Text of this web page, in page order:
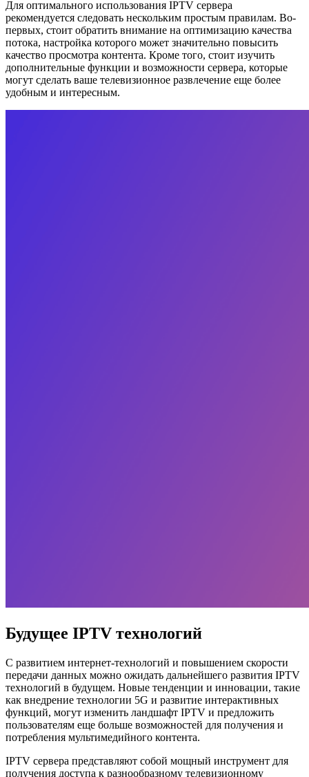
Для оптимального использования IPTV сервера
рекомендуется следовать нескольким простым правилам. Во-
первых, стоит обратить внимание на оптимизацию качества
потока, настройка которого может значительно повысить
качество просмотра контента. Кроме того, стоит изучить
дополнительные функции и возможности сервера, которые
могут сделать ваше телевизионное развлечение еще более
удобным и интересным.
Будущее IPTV технологий
С развитием интернет-технологий и повышением скорости
передачи данных можно ожидать дальнейшего развития IPTV
технологий в будущем. Новые тенденции и инновации, такие
как внедрение технологии 5G и развитие интерактивных
функций, могут изменить ландшафт IPTV и предложить
пользователям еще больше возможностей для получения и
потребления мультимедийного контента.
IPTV сервера представляют собой мощный инструмент для
получения доступа к разнообразному телевизионному